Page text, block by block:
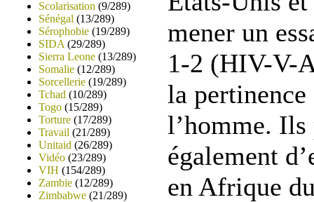
Scolarisation (9/289)
Sénégal (13/289)
Sérophobie (19/289)
SIDA (29/289)
Sierra Leone (13/289)
Somalie (12/289)
Sorcellerie (19/289)
Tchad (10/289)
Togo (15/289)
Torture (17/289)
Travail (21/289)
Unitaid (26/289)
Vidéo (23/289)
VIH (154/289)
Zambie (12/289)
Zimbabwe (21/289)
mener un
1-2 (HIV-V-
la pertinence
l’homme.
également
en Afrique